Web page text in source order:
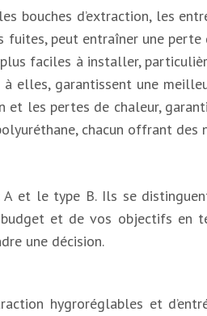
d’extraction, les
peut entraîner une
faciles à installer,
elles, garantissent une
les pertes de chaleur,
chacun offrant des
et le type B. Ils se
et de vos objectifs en
une décision.
hygroréglables et